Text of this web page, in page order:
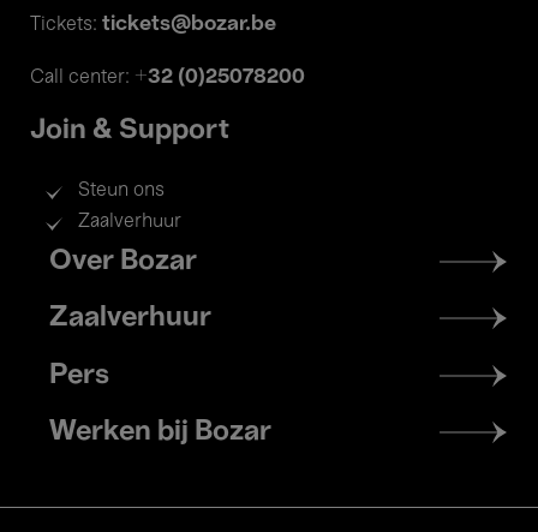
Tickets: tickets@bozar.be
Call center: +32 (0)25078200
Join & Support
Steun ons
Zaalverhuur
Footer
menu
Over Bozar
Zaalverhuur
Pers
Werken bij Bozar